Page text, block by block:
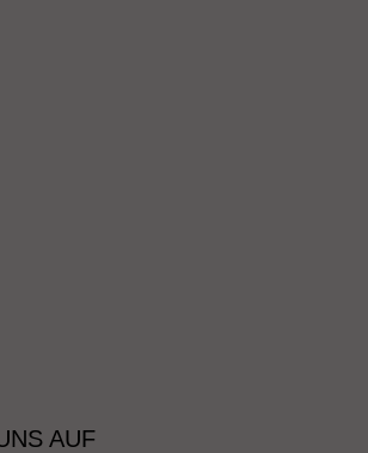
AUF